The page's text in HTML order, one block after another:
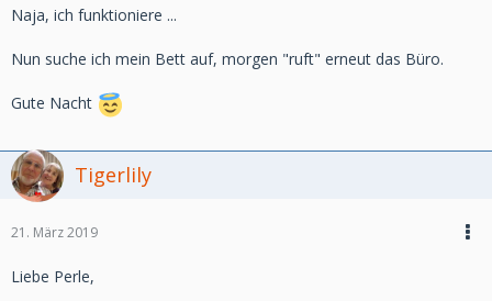
Naja, ich funktioniere ...
Nun suche ich mein Bett auf, morgen "ruft" erneut das Büro.
Gute Nacht
Tigerlily
21. März 2019
Liebe Perle,